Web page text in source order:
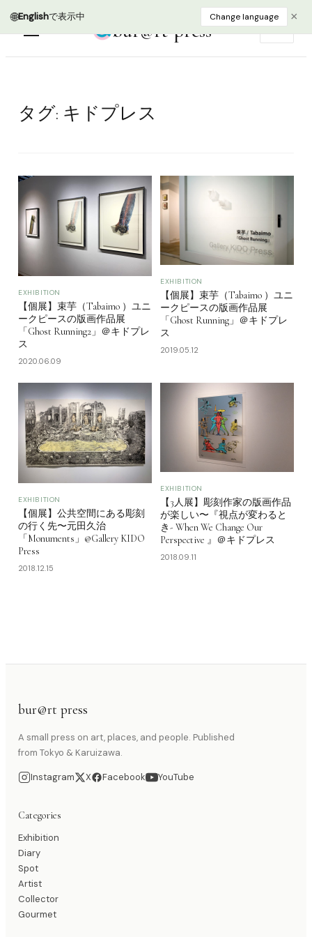
🌐Englishで表示中 Change language ×
bur@rt press
タグ: キドプレス
EXHIBITION
【個展】束芋（Tabaimo ）ユニ
ークピースの版画作品展
「Ghost Running2」＠キドプレ
ス
2020.06.09
EXHIBITION
【個展】束芋（Tabaimo ）ユニ
ークピースの版画作品展
「Ghost Running」＠キドプレ
ス
2019.05.12
EXHIBITION
【個展】公共空間にある彫刻
の行く先〜元田久治
「Monuments」@Gallery KIDO
Press
2018.12.15
EXHIBITION
【3人展】彫刻作家の版画作品
が楽しい〜『視点が変わると
き- When We Change Our
Perspective 』＠キドプレス
2018.09.11
bur@rt press
A small press on art, places, and people. Published
from Tokyo & Karuizawa.
Instagram X Facebook YouTube
Categories
Exhibition
Diary
Spot
Artist
Collector
Gourmet